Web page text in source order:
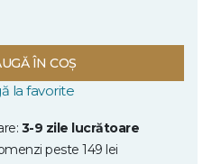
ÎN COȘ
la favorite
3-9 zile lucrătoare
peste 149 lei